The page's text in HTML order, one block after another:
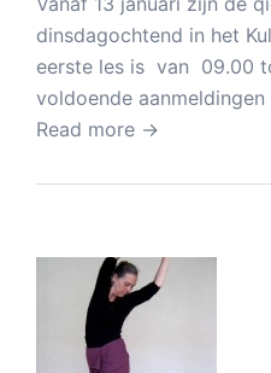
dinsdagochtend in het
eerste les is van 09.00
voldoende
Read more →